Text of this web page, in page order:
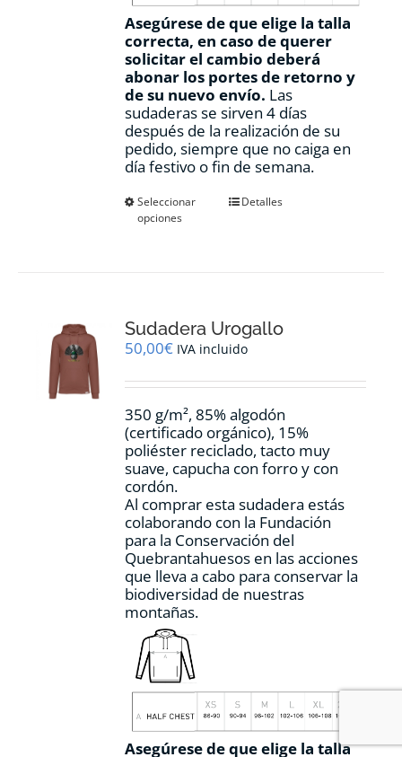
Asegúrese de que elige la talla
correcta, en caso de querer
solicitar el cambio deberá
abonar los portes de retorno y
de su nuevo envío. Las
sudaderas se sirven 4 días
después de la realización de su
pedido, siempre que no caiga en
día festivo o fin de semana.
Seleccionar
opciones
Este
se
pueden
en
página
de
producto
Detalles
Sudadera Urogallo
50,00€ IVA incluido
350 g/m², 85% algodón
(certificado orgánico), 15%
poliéster reciclado, tacto muy
suave, capucha con forro y con
cordón.
Al comprar esta sudadera estás
colaborando con la Fundación
para la Conservación del
Quebrantahuesos en las acciones
que lleva a cabo para conservar la
biodiversidad de nuestras
montañas.
Asegúrese de que elige la talla